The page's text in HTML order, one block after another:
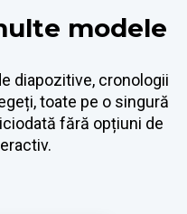
modele
diapozitive, cronologii
toate pe o singură
fără opțiuni de